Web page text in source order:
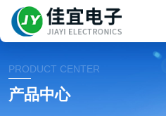
PRODUCT CENTER
产品中心